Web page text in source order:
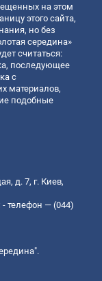
на этом
этого сайта,
но без
середина»
считаться:
последующее
с
материалов,
подобные
д. 7, г. Киев,
- телефон — (044)